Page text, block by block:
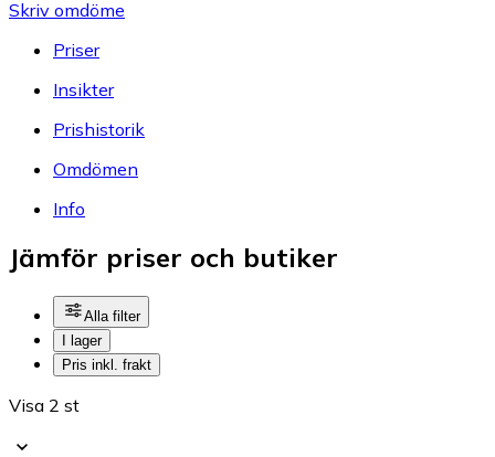
Skriv omdöme
Priser
Insikter
Prishistorik
Omdömen
Info
Jämför priser och butiker
Alla filter
I lager
Pris inkl. frakt
Visa 2 st